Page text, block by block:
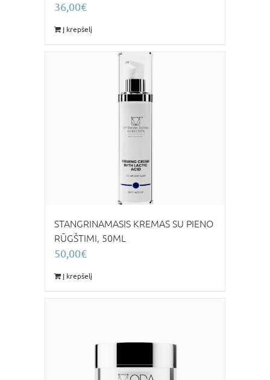
36,00€
Į krepšelį
STANGRINAMASIS KREMAS SU PIENO
RŪGŠTIMI, 50ML
50,00€
Į krepšelį